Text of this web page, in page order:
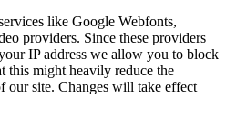
like Google Webfonts,
providers. Since these providers
IP address we allow you to block
this might heavily reduce the
our site. Changes will take effect